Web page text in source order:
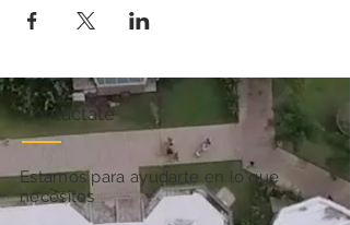
Contactate
Estamos para ayudarte en lo que
necesites